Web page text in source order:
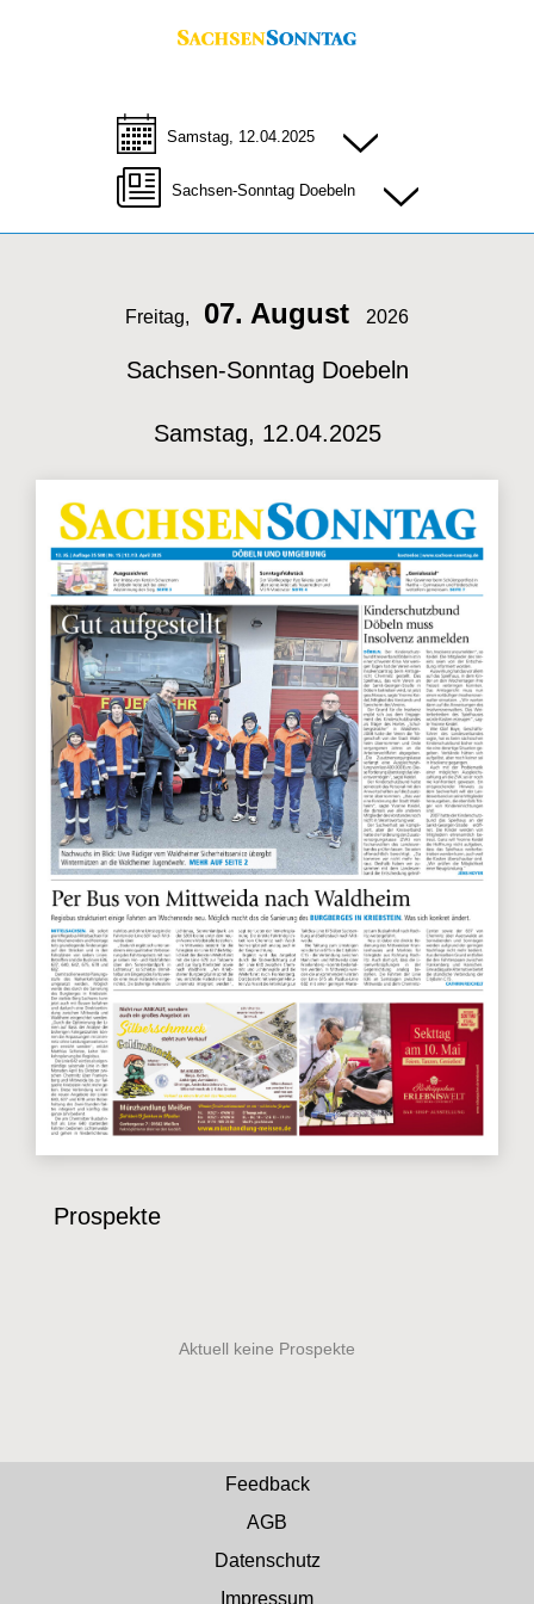
Samstag, 12.04.2025
Sachsen-Sonntag Doebeln
Freitag, 07. August 2026
Sachsen-Sonntag Doebeln
Samstag, 12.04.2025
Prospekte
Feedback
AGB
Datenschutz
Impressum